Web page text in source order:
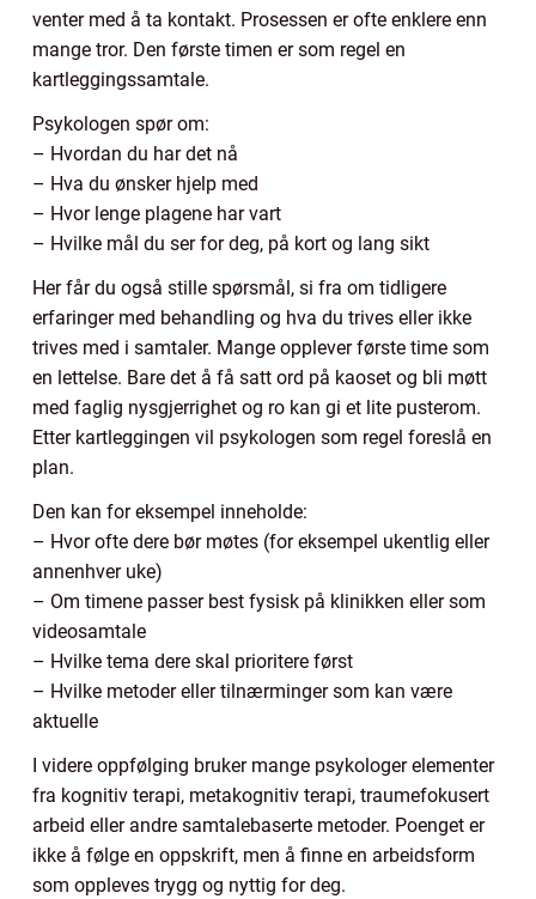
venter med å ta kontakt. Prosessen er ofte enklere enn
mange tror. Den første timen er som regel en
kartleggingssamtale.
Psykologen spør om:
– Hvordan du har det nå
– Hva du ønsker hjelp med
– Hvor lenge plagene har vart
– Hvilke mål du ser for deg, på kort og lang sikt
Her får du også stille spørsmål, si fra om tidligere
erfaringer med behandling og hva du trives eller ikke
trives med i samtaler. Mange opplever første time som
en lettelse. Bare det å få satt ord på kaoset og bli møtt
med faglig nysgjerrighet og ro kan gi et lite pusterom.
Etter kartleggingen vil psykologen som regel foreslå en
plan.
Den kan for eksempel inneholde:
– Hvor ofte dere bør møtes (for eksempel ukentlig eller
annenhver uke)
– Om timene passer best fysisk på klinikken eller som
videosamtale
– Hvilke tema dere skal prioritere først
– Hvilke metoder eller tilnærminger som kan være
aktuelle
I videre oppfølging bruker mange psykologer elementer
fra kognitiv terapi, metakognitiv terapi, traumefokusert
arbeid eller andre samtalebaserte metoder. Poenget er
ikke å følge en oppskrift, men å finne en arbeidsform
som oppleves trygg og nyttig for deg.